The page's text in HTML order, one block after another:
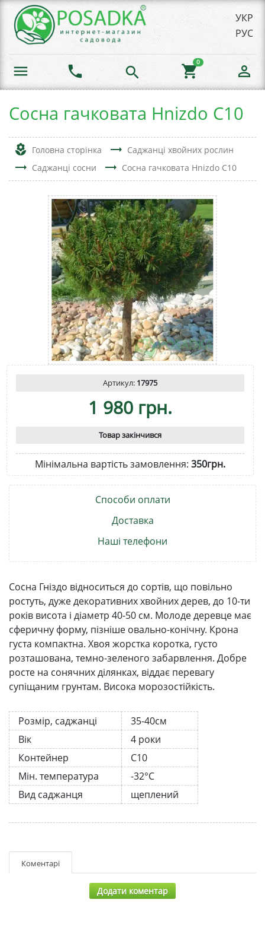
УКР
РУС
menu phone search shopping_cart
0
person_outline
Сосна гачковата Hnizdo C10
local_florist Головна сторінка trending_flat Саджанці хвойних рослин
trending_flat Саджанці сосни trending_flat Сосна гачковата Hnizdo C10
Артикул: 17975
1 980 грн.
Товар закінчився
Мінімальна вартість замовлення: 350грн.
Способи оплати
Доставка
Наші телефони
Сосна Гніздо відноситься до сортів, що повільно
ростуть, дуже декоративних хвойних дерев, до 10-ти
років висота і діаметр 40-50 см. Молоде деревце має
сферичну форму, пізніше овально-конічну. Крона
густа компактна. Хвоя жорстка коротка, густо
розташована, темно-зеленого забарвлення. Добре
росте на сонячних ділянках, віддає перевагу
супіщаним грунтам. Висока морозостійкість.
Розмір, саджанці
35-40см
Вік
4 роки
Контейнер
С10
Мін. температура
-32°C
Вид саджанця
щеплений
Коментарі
Додати коментар